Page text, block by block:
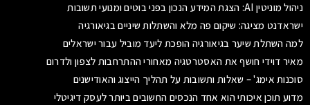
ניהול מוניטין AI: הצגת המידע הנכון בפני בוטים ומנועי תשובות
ישראדנט מציגה: שיקום פה מלא והשתלות שיניים בגיאורגיה
למה השתלת שיער בגיאורגיה הופכת ליעד מוביל עבור ישראלים
מאיר דוידי חושף את האסטרטגיה מאחורי ההתרחבות לצפון ולדרום
סוכנות אימג' – שאלות ותשובות על תהליך הייצוג והאודישנים
מדוע תוכן איכותי הוא אחד הנכסים החשובים ביותר לעסק דיגיטלי